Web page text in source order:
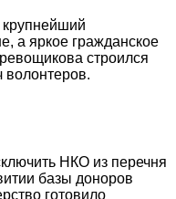
крупнейший
а яркое гражданское
строился
волонтеров.
НКО из перечня
базы доноров
готовило